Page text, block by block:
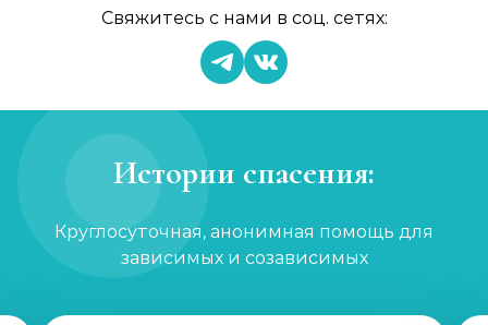
от 3 000 ₽ Записаться
Свяжитесь с нами в соц. сетях:
Истории спасения:
Круглосуточная, анонимная помощь для
зависимых и созависимых